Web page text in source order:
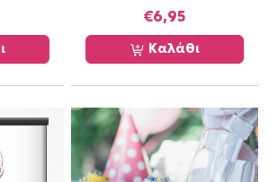
€6,95
Καλάθι